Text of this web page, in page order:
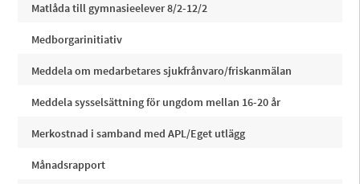
Matlåda till gymnasieelever 8/2-12/2
Medborgarinitiativ
Meddela om medarbetares sjukfrånvaro/friskanmälan
Meddela sysselsättning för ungdom mellan 16-20 år
Merkostnad i samband med APL/Eget utlägg
Månadsrapport